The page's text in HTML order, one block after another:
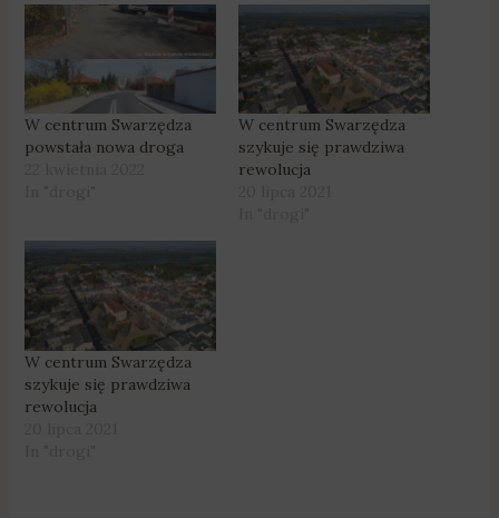
W centrum Swarzędza
powstała nowa droga
W centrum Swarzędza
szykuje się prawdziwa
rewolucja
W centrum Swarzędza
szykuje się prawdziwa
rewolucja